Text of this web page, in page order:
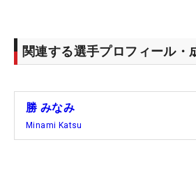
38.8％（7/18）だったパーオン
り、ビッグタイトルをつかむこ
ことができたことは、成長の証
関連する選手プロフィール・
勝 みなみ
Minami Katsu